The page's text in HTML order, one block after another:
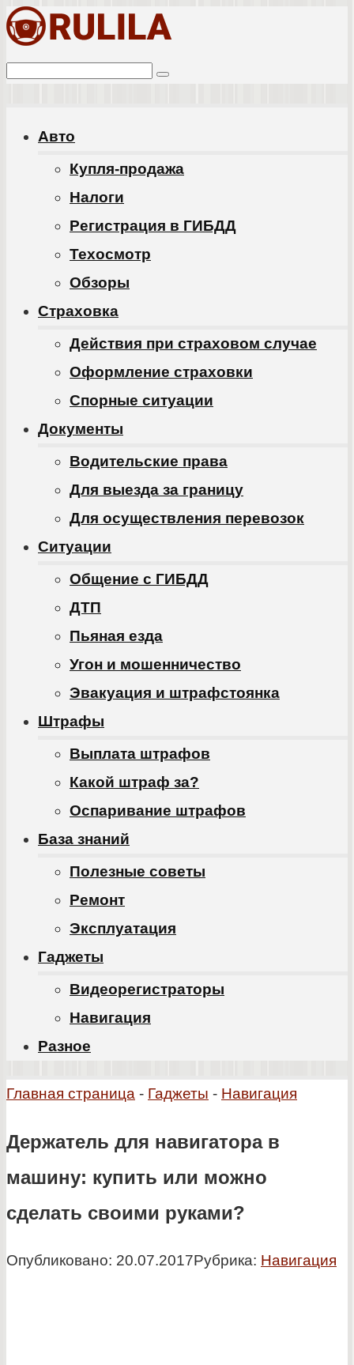
Перейти
контенту
Поиск:
Авто
Купля-продажа
Налоги
Регистрация в ГИБДД
Техосмотр
Обзоры
Cтраховка
Действия при страховом случае
Оформление страховки
Спорные ситуации
Документы
Водительские права
Для выезда за границу
Для осуществления перевозок
Ситуации
Общение с ГИБДД
ДТП
Пьяная езда
Угон и мошенничество
Эвакуация и штрафстоянка
Штрафы
Выплата штрафов
Какой штраф за?
Оспаривание штрафов
База знаний
Полезные советы
Ремонт
Эксплуатация
Гаджеты
Видеорегистраторы
Навигация
Разное
Главная страница - Гаджеты - Навигация
Держатель для навигатора в
машину: купить или можно
сделать своими руками?
Опубликовано: 20.07.2017Рубрика: Навигация